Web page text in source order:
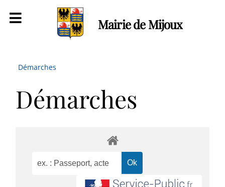
Mairie de Mijoux
Démarches
Démarches